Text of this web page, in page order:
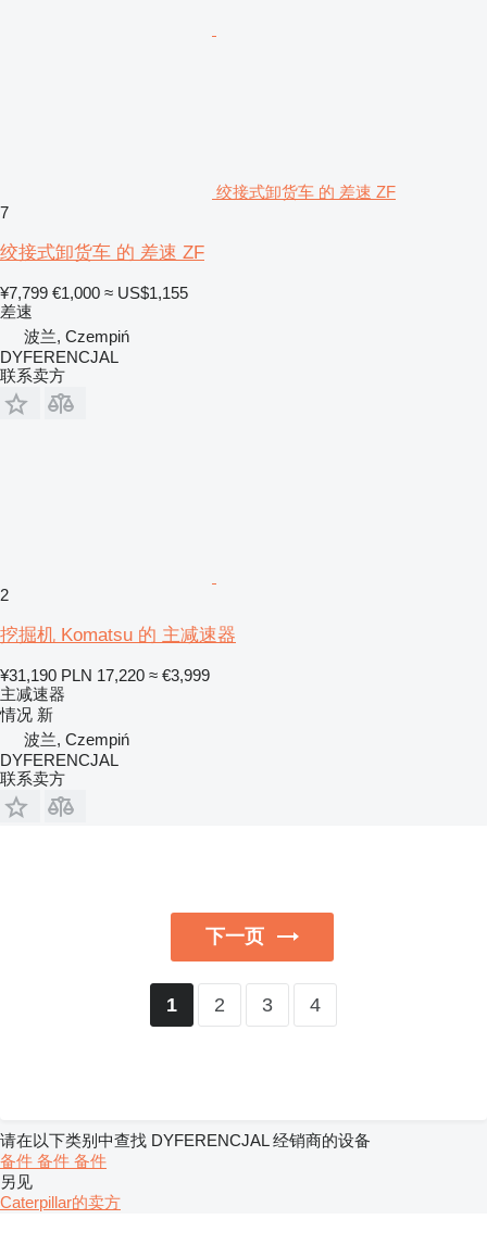
绞接式卸货车 的 差速 ZF
7
绞接式卸货车 的 差速 ZF
¥7,799 €1,000 ≈ US$1,155
差速
波兰, Czempiń
DYFERENCJAL
联系卖方
2
挖掘机 Komatsu 的 主减速器
¥31,190 PLN 17,220 ≈ €3,999
主减速器
情况 新
波兰, Czempiń
DYFERENCJAL
联系卖方
下一页
1 2 3 4
请在以下类别中查找 DYFERENCJAL 经销商的设备
备件 备件 备件
另见
Caterpillar的卖方